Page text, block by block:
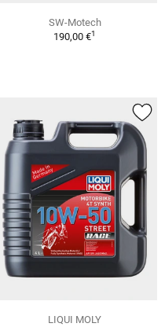
SW-Motech
190,00 €1
LIQUI MOLY